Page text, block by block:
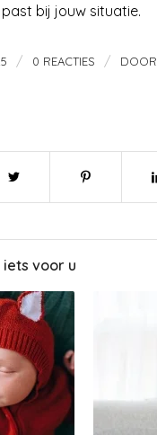
bij jouw situatie.
/ 0 REACTIES / DOOR
iets voor u